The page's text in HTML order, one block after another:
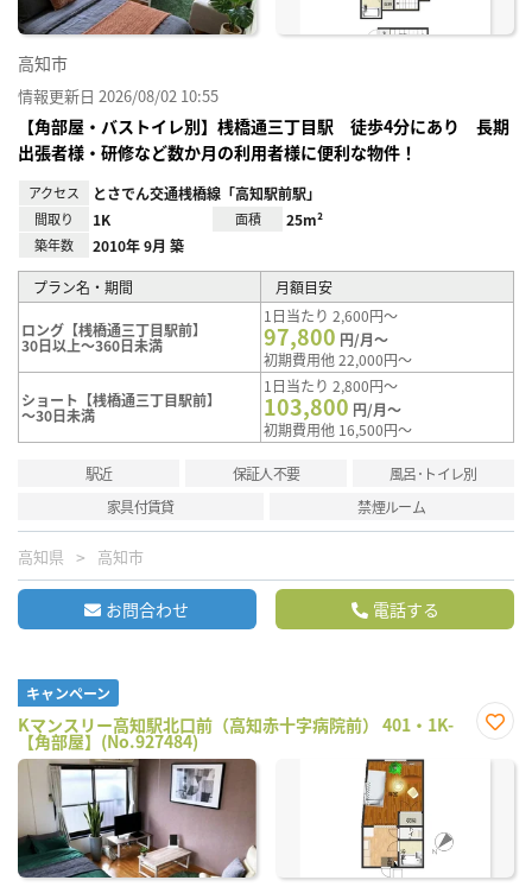
高知市
情報更新日 2026/08/02 10:55
【角部屋・バストイレ別】桟橋通三丁目駅 徒歩4分にあり 長期
出張者様・研修など数か月の利用者様に便利な物件！
アクセス とさでん交通桟橋線「高知駅前駅」
間取り 1K 面積 25m²
築年数 2010年 9月 築
プラン名・期間 月額目安
ロング【桟橋通三丁目駅前】
30日以上～360日未満
1日当たり 2,600円～
97,800 円/月～
初期費用他 22,000円～
ショート【桟橋通三丁目駅前】
～30日未満
1日当たり 2,800円～
103,800 円/月～
初期費用他 16,500円～
駅近 保証人不要
風呂･トイレ別
家具付賃貸
禁煙ルーム
高知県 高知市
お問合わせ 電話する
キャンペーン
Kマンスリー高知駅北口前（高知赤十字病院前） 401・1K-
【角部屋】(No.927484)
に入